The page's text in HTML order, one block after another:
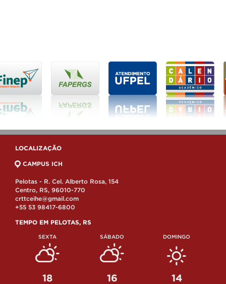
LOCALIZAÇÃO
CAMPUS ICH
Pelotas - R. Cel. Alberto Rosa, 154
Centro, RS, 96010-770
crttceihe@gmail.com
+55 53 98417-6800
TEMPO EM PELOTAS, RS
SEXTA
18
SÁBADO
16
DOMINGO
14